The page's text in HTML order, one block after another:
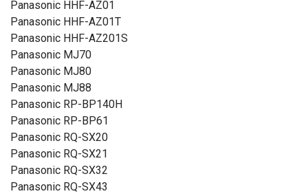
Panasonic HHF-AZ01
Panasonic HHF-AZ01T
Panasonic HHF-AZ201S
Panasonic MJ70
Panasonic MJ80
Panasonic MJ88
Panasonic RP-BP140H
Panasonic RP-BP61
Panasonic RQ-SX20
Panasonic RQ-SX21
Panasonic RQ-SX32
Panasonic RQ-SX43